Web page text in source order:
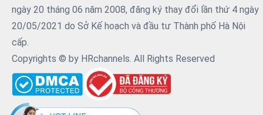
ngày 20 tháng 06 năm 2008, đăng ký thay đổi lần thứ 4 ngày
20/05/2021 do Sở Kế hoạch và đầu tư Thành phố Hà Nội
cấp.
Copyrights © by HRchannels. All Rights Reserved